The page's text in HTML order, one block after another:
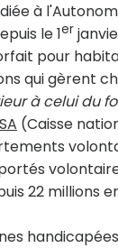
à
le 1er
pour
qui gèrent
à celui du
(Caisse
22 millions